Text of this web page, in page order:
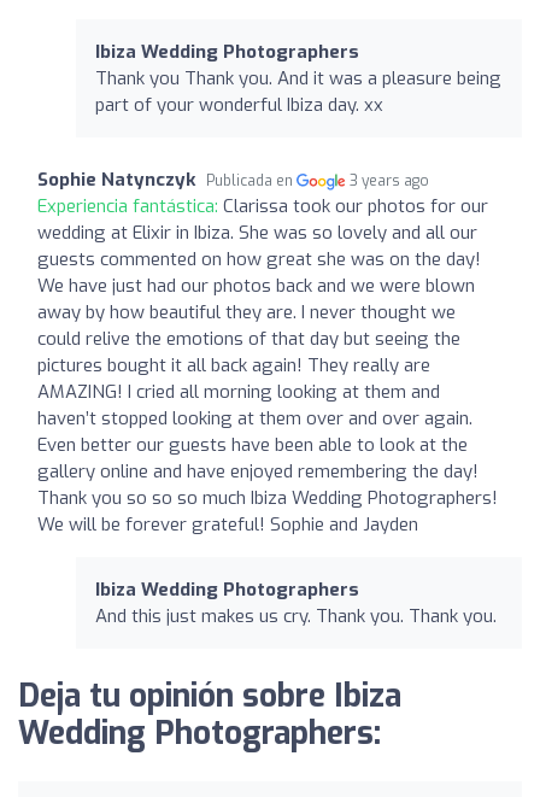
Ibiza Wedding Photographers
Thank you Thank you. And it was a pleasure being
part of your wonderful Ibiza day. xx
Sophie Natynczyk Publicada en 3 years ago
Experiencia fantástica: Clarissa took our photos for our
wedding at Elixir in Ibiza. She was so lovely and all our
guests commented on how great she was on the day!
We have just had our photos back and we were blown
away by how beautiful they are. I never thought we
could relive the emotions of that day but seeing the
pictures bought it all back again! They really are
AMAZING! I cried all morning looking at them and
haven’t stopped looking at them over and over again.
Even better our guests have been able to look at the
gallery online and have enjoyed remembering the day!
Thank you so so so much Ibiza Wedding Photographers!
We will be forever grateful! Sophie and Jayden
Ibiza Wedding Photographers
And this just makes us cry. Thank you. Thank you.
Deja tu opinión sobre Ibiza
Wedding Photographers: